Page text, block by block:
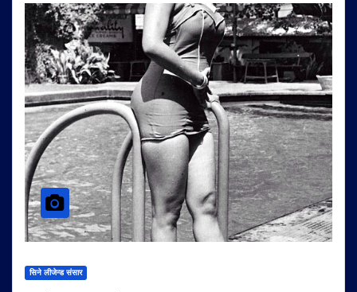
सिने लीजेन्ड संसार